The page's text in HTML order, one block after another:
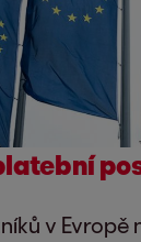
v Evropě